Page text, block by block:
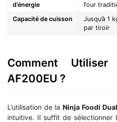
d’énergie
four
Capacité de cuisson
Jusqu’à 1
par tiroir
Comment
AF200EU ?
L’utilisation de la Ninja Foodi
intuitive. Il suffit de sélectionner